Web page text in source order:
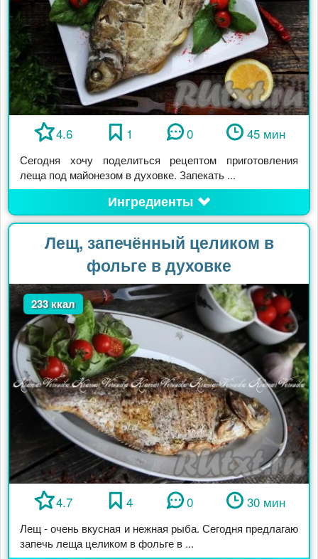
4.6 1 0 45 мин
Сегодня хочу поделиться рецептом приготовления
леща под майонезом в духовке. Запекать ...
Ингредиенты
Лещ, запечённый целиком в
фольге в духовке
233 ккал
4.7 4 0 30 мин
Лещ - очень вкусная и нежная рыба. Сегодня предлагаю
запечь леща целиком в фольге в ...